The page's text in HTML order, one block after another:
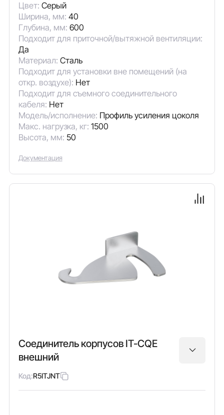
Цвет: Серый
Ширина, мм: 40
Глубина, мм: 600
Подходит для приточной/вытяжной вентиляции:
Да
Материал: Сталь
Подходит для установки вне помещений (на
откр. воздухе): Нет
Подходит для съемного соединительного
кабеля: Нет
Модель/исполнение: Профиль усиления цоколя
Макс. нагрузка, кг: 1500
Высота, мм: 50
Документация
Соединитель корпусов IT-CQE
внешний
Код:R5ITJNT